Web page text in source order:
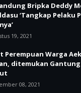
Bripka Deddy
‘Tangkap Pelaku
19, 2021
Perempuan Warga
ditemukan Gantung
08, 2021